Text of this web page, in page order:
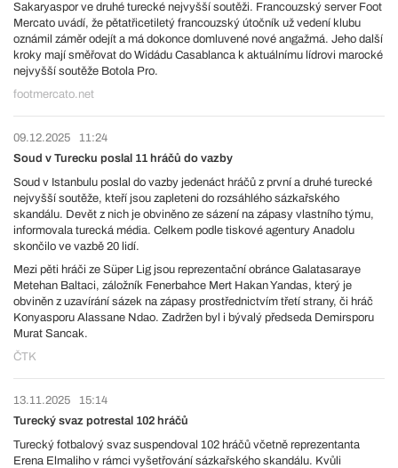
Sakaryaspor ve druhé turecké nejvyšší soutěži. Francouzský server Foot
Mercato uvádí, že pětatřicetiletý francouzský útočník už vedení klubu
oznámil záměr odejít a má dokonce domluvené nové angažmá. Jeho další
kroky mají směřovat do Widádu Casablanca k aktuálnímu lídrovi marocké
nejvyšší soutěže Botola Pro.
footmercato.net
09.12.2025
11:24
Soud v Turecku poslal 11 hráčů do vazby
Soud v Istanbulu poslal do vazby jedenáct hráčů z první a druhé turecké
nejvyšší soutěže, kteří jsou zapleteni do rozsáhlého sázkařského
skandálu. Devět z nich je obviněno ze sázení na zápasy vlastního týmu,
informovala turecká média. Celkem podle tiskové agentury Anadolu
skončilo ve vazbě 20 lidí.
Mezi pěti hráči ze Süper Lig jsou reprezentační obránce Galatasaraye
Metehan Baltaci, záložník Fenerbahce Mert Hakan Yandas, který je
obviněn z uzavírání sázek na zápasy prostřednictvím třetí strany, či hráč
Konyasporu Alassane Ndao. Zadržen byl i bývalý předseda Demirsporu
Murat Sancak.
ČTK
13.11.2025
15:14
Turecký svaz potrestal 102 hráčů
Turecký fotbalový svaz suspendoval 102 hráčů včetně reprezentanta
Erena Elmaliho v rámci vyšetřování sázkařského skandálu. Kvůli